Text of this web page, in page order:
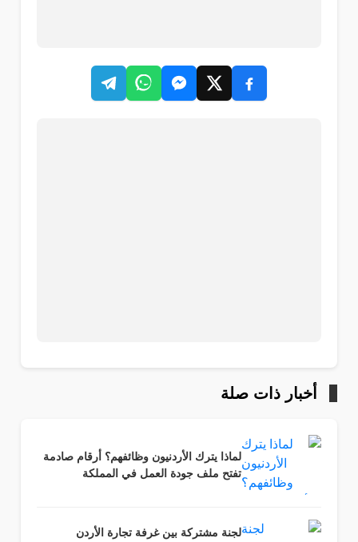
أخبار ذات صلة
لماذا يترك الأردنيون وظائفهم؟ أرقام صادمة
تفتح ملف جودة العمل في المملكة
لجنة مشتركة بين غرفة تجارة الأردن